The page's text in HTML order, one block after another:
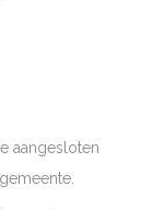
aangesloten